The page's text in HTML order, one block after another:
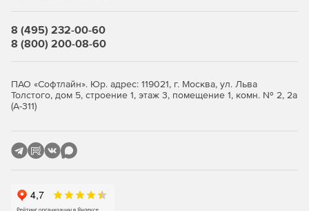
8 (495) 232-00-60
8 (800) 200-08-60
ПАО «Софтлайн». Юр. адрес: 119021, г. Москва, ул. Льва
Толстого, дом 5, строение 1, этаж 3, помещение 1, комн. № 2, 2а
(А-311)